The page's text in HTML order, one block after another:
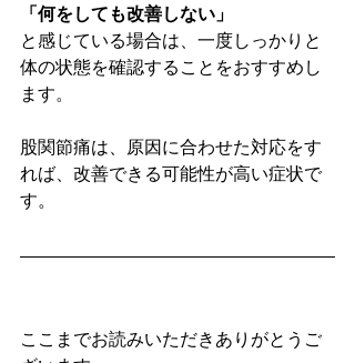
「何をしても改善しない」
と感じている場合は、一度しっかりと
体の状態を確認することをおすすめし
ます。
股関節痛は、原因に合わせた対応をす
れば、改善できる可能性が高い症状で
す。
ここまでお読みいただきありがとうご